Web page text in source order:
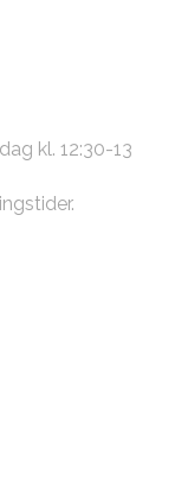
kl. 12:30-13
.